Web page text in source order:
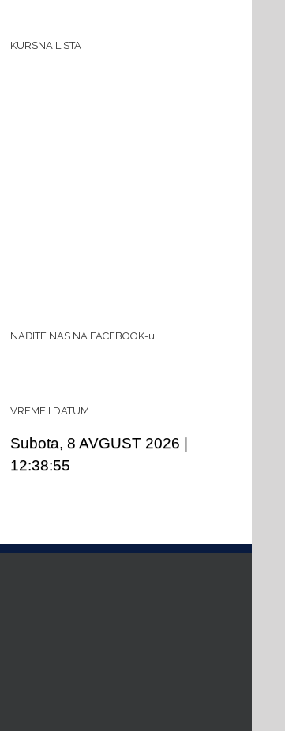
KURSNA LISTA
NAĐITE NAS NA FACEBOOK-u
VREME I DATUM
Subota, 8 AVGUST 2026
12:38:55